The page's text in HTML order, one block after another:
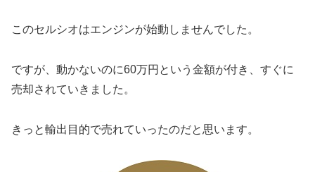
このセルシオはエンジンが始動しませんでした。
ですが、動かないのに60万円という金額が付き、すぐに
売却されていきました。
きっと輸出目的で売れていったのだと思います。